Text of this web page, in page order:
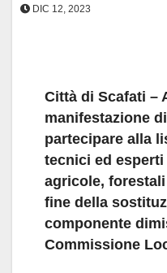
DIC 12, 2023
Città di Scafati –
manifestazione
partecipare alla
tecnici ed
agricole,
fine della
componente
Commissione